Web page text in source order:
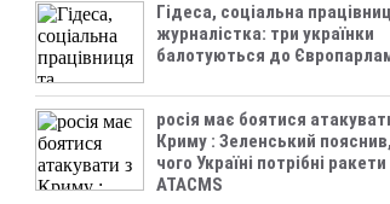
Гідеса, соціальна
журналістка: три українки
балотуються до
росія має боятися
Криму : Зеленський
чого Україні потрібні ракети
ATACMS